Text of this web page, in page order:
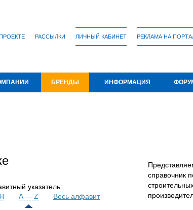
РАССЫЛКИ ЛИЧНЫЙ КАБИНЕТ РЕКЛАМА НА
БРЕНДЫ ИНФОРМАЦИЯ
справочник
указатель:
A — Z Весь алфавит